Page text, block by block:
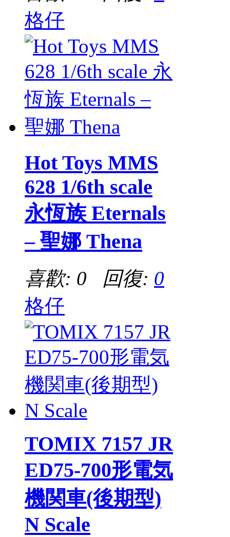
格仔
Hot Toys MMS
628 1/6th scale
永恆族 Eternals
– 聖娜 Thena
喜歡: 0 回復: 0
格仔
TOMIX 7157 JR
ED75-700形電気
機関車(後期型)
N Scale